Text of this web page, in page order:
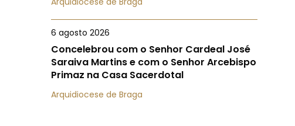
6 agosto 2026
Concelebrou com o Senhor Cardeal José
Saraiva Martins e com o Senhor Arcebispo
Primaz na Casa Sacerdotal
Arquidiocese de Braga